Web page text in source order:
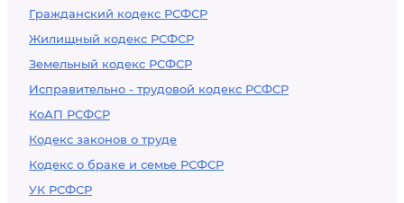
Гражданский кодекс РСФСР
Жилищный кодекс РСФСР
Земельный кодекс РСФСР
Исправительно - трудовой кодекс РСФСР
КоАП РСФСР
Кодекс законов о труде
Кодекс о браке и семье РСФСР
УК РСФСР